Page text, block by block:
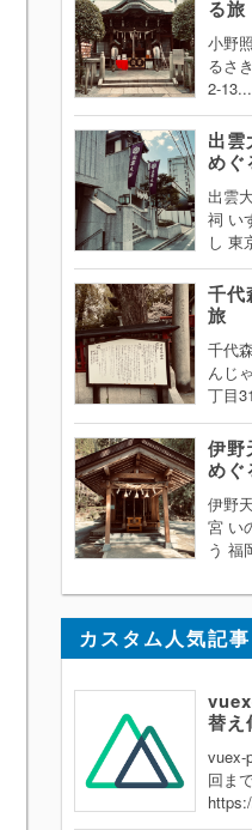
る旅
小野
るさ
2-13...
出雲
めぐ
出雲
祠 い
し 東
千代
旅
千代
んじ
丁目
伊野
めぐ
伊野
宮 い
う 福
カスタム人気記事
替え
vuex-
回ま